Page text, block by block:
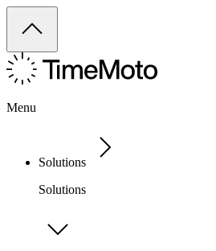
Menu
Solutions
Solutions